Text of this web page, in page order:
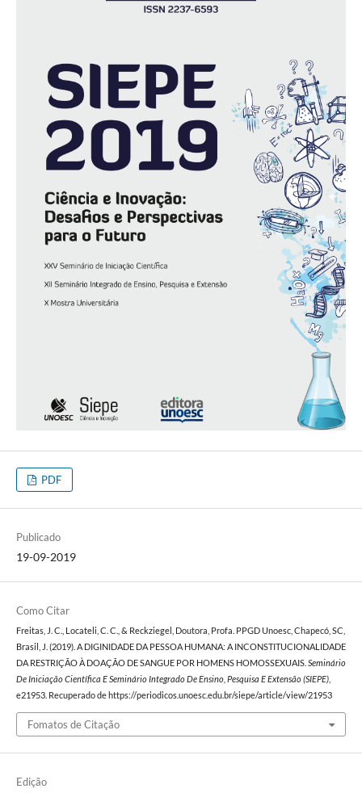
PDF
Publicado
19-09-2019
Como Citar
Freitas, J. C., Locateli, C. C., & Reckziegel, Doutora, Profa. PPGD Unoesc, Chapecó, SC,
Brasil, J. (2019). A DIGINIDADE DA PESSOA HUMANA: A INCONSTITUCIONALIDADE
DA RESTRIÇÃO À DOAÇÃO DE SANGUE POR HOMENS HOMOSSEXUAIS. Seminário
De Iniciação Científica E Seminário Integrado De Ensino, Pesquisa E Extensão (SIEPE),
e21953. Recuperado de https://periodicos.unoesc.edu.br/siepe/article/view/21953
Fomatos de Citação
Edição